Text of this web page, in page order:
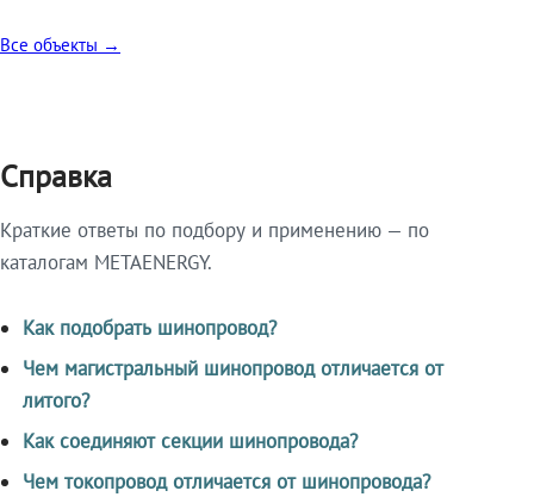
Все объекты →
Справка
Краткие ответы по подбору и применению — по
каталогам METAENERGY.
Как подобрать шинопровод?
Чем магистральный шинопровод отличается от
литого?
Как соединяют секции шинопровода?
Чем токопровод отличается от шинопровода?